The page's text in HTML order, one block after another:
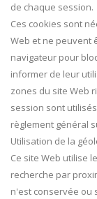
de chaque session.
Ces cookies sont
Web et ne peuvent
navigateur pour
informer de leur
zones du site Web
session sont
règlement général
Utilisation de la
Ce site Web utilise
recherche par
n'est conservée ou